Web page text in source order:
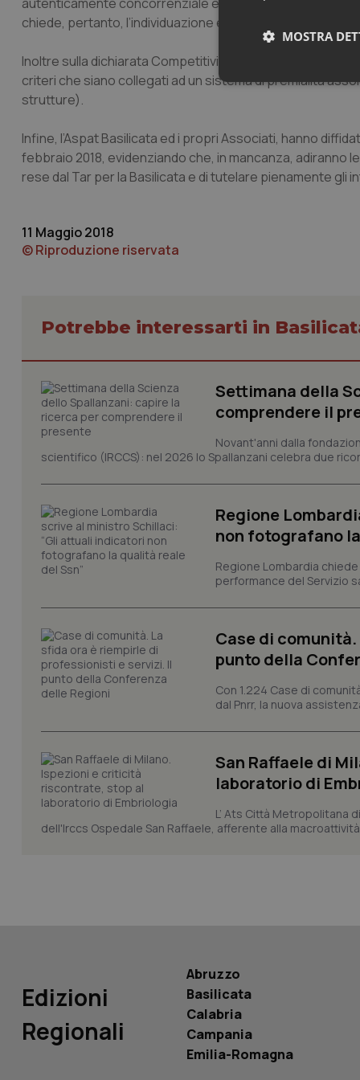
chiede, pertanto, l’individuazione e l’emanazione di linee-
Inoltre sulla dichiarata Competitività collegata ad
criteri che siano collegati ad un sistema di premialità
strutture).
Infine, l’Aspat Basilicata ed i propri Associati, hanno
febbraio 2018, evidenziando che, in mancanza,
rese dal Tar per la Basilicata e di tutelare pienamente gli
11 Maggio 2018
© Riproduzione riservata
Potrebbe interessarti in
Settimana della
comprendere il
Novant'anni dalla
scientifico (IRCCS): nel 2026 lo Spallanzani celebra due
Regione
non fotografano
Regione Lombardia
performance del Servizio
Case di
punto della
Con 1.224 Case di
dal Pnrr, la nuova
San Raffaele di
laboratorio di
L’ Ats Città Metropolitana
dell'Irccs Ospedale San Raffaele, afferente alla
Edizioni
Regionali
Abruzzo
Basilicata
Calabria
Campania
Emilia-Romagna
MOSTRA
tracking-enable
tracking-sites-
PHPSESSID
Nome
Nome
tracking-sites-